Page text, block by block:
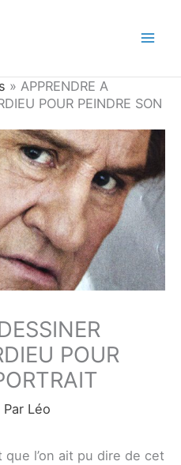
» APPRENDRE A
POUR PEINDRE SON
POUR
Par Léo
que l’on ait pu dire de cet